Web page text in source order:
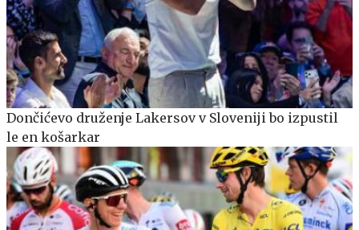
Dončićevo druženje Lakersov v Sloveniji bo izpustil
le en košarkar